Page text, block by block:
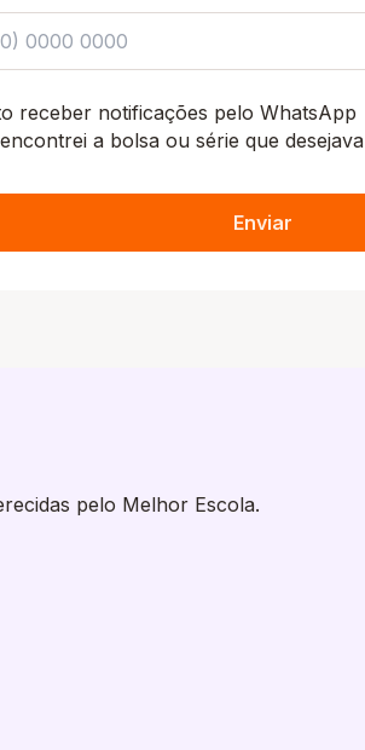
receber notificações pelo WhatsApp
a bolsa ou série que desejava
Enviar
pelo Melhor Escola.